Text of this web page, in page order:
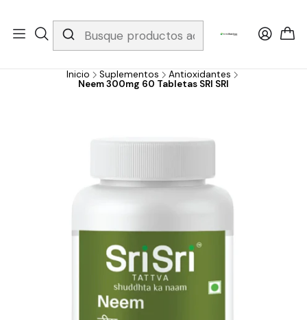
Whatsapp 3229079958/ Fijo 6019251796 / Envios a todo el país y
gratis apartir de 199.000!
Inicio Suplementos
Antioxidantes
Neem 300mg 60 Tabletas SRI SRI